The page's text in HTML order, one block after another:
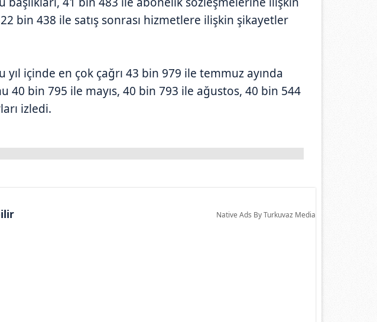
bin 438 ile satış sonrası hizmetlere ilişkin şikayetler
yıl içinde en çok çağrı 43 bin 979 ile temmuz ayında
40 bin 795 ile mayıs, 40 bin 793 ile ağustos, 40 bin 544
izledi.
Native Ads By Turkuvaz Media